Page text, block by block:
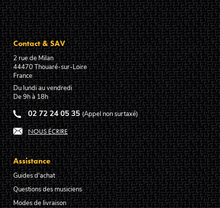
Contact & SAV
2 rue de Milan
44470Thouaré-sur-Loire
France
Du lundi au vendredi
De 9h à 18h
02 72 24 05 35 (Appel non surtaxé)
NOUS ÉCRIRE
Assistance
Guides d'achat
Questions des musiciens
Modes de livraison